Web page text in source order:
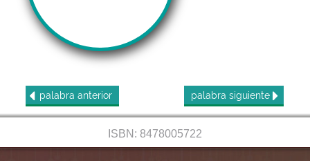
palabra anterior palabra siguiente
ISBN: 8478005722